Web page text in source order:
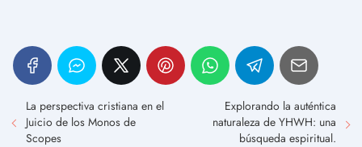
La perspectiva cristiana en el
Juicio de los Monos de
Scopes
Explorando la auténtica
naturaleza de YHWH: una
búsqueda espiritual.